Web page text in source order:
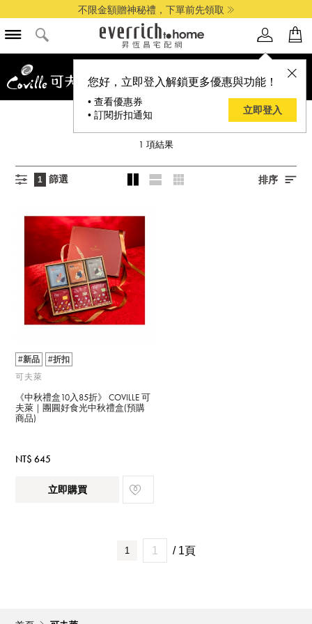
不限金額贈神秘禮，下單前先領取
您好，立即登入解鎖更多優惠與功能！
• 查看優惠券
• 訂閱折扣通知
立即登入
可夫萊
1 項結果
1 篩選 排序
#新品
#折扣
可夫萊
《中秋禮盒10入85折》 COVILLE 可
夫萊｜團圓好食光中秋禮盒(預購
商品)
NT$ 645
立即購買
1 / 1頁